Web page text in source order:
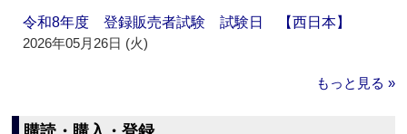
令和8年度 登録販売者試験 試験日 【西日本】
2026年05月26日 (火)
もっと見る »